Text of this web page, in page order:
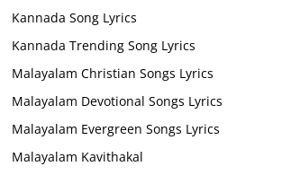
Kannada Song Lyrics
Kannada Trending Song Lyrics
Malayalam Christian Songs Lyrics
Malayalam Devotional Songs Lyrics
Malayalam Evergreen Songs Lyrics
Malayalam Kavithakal